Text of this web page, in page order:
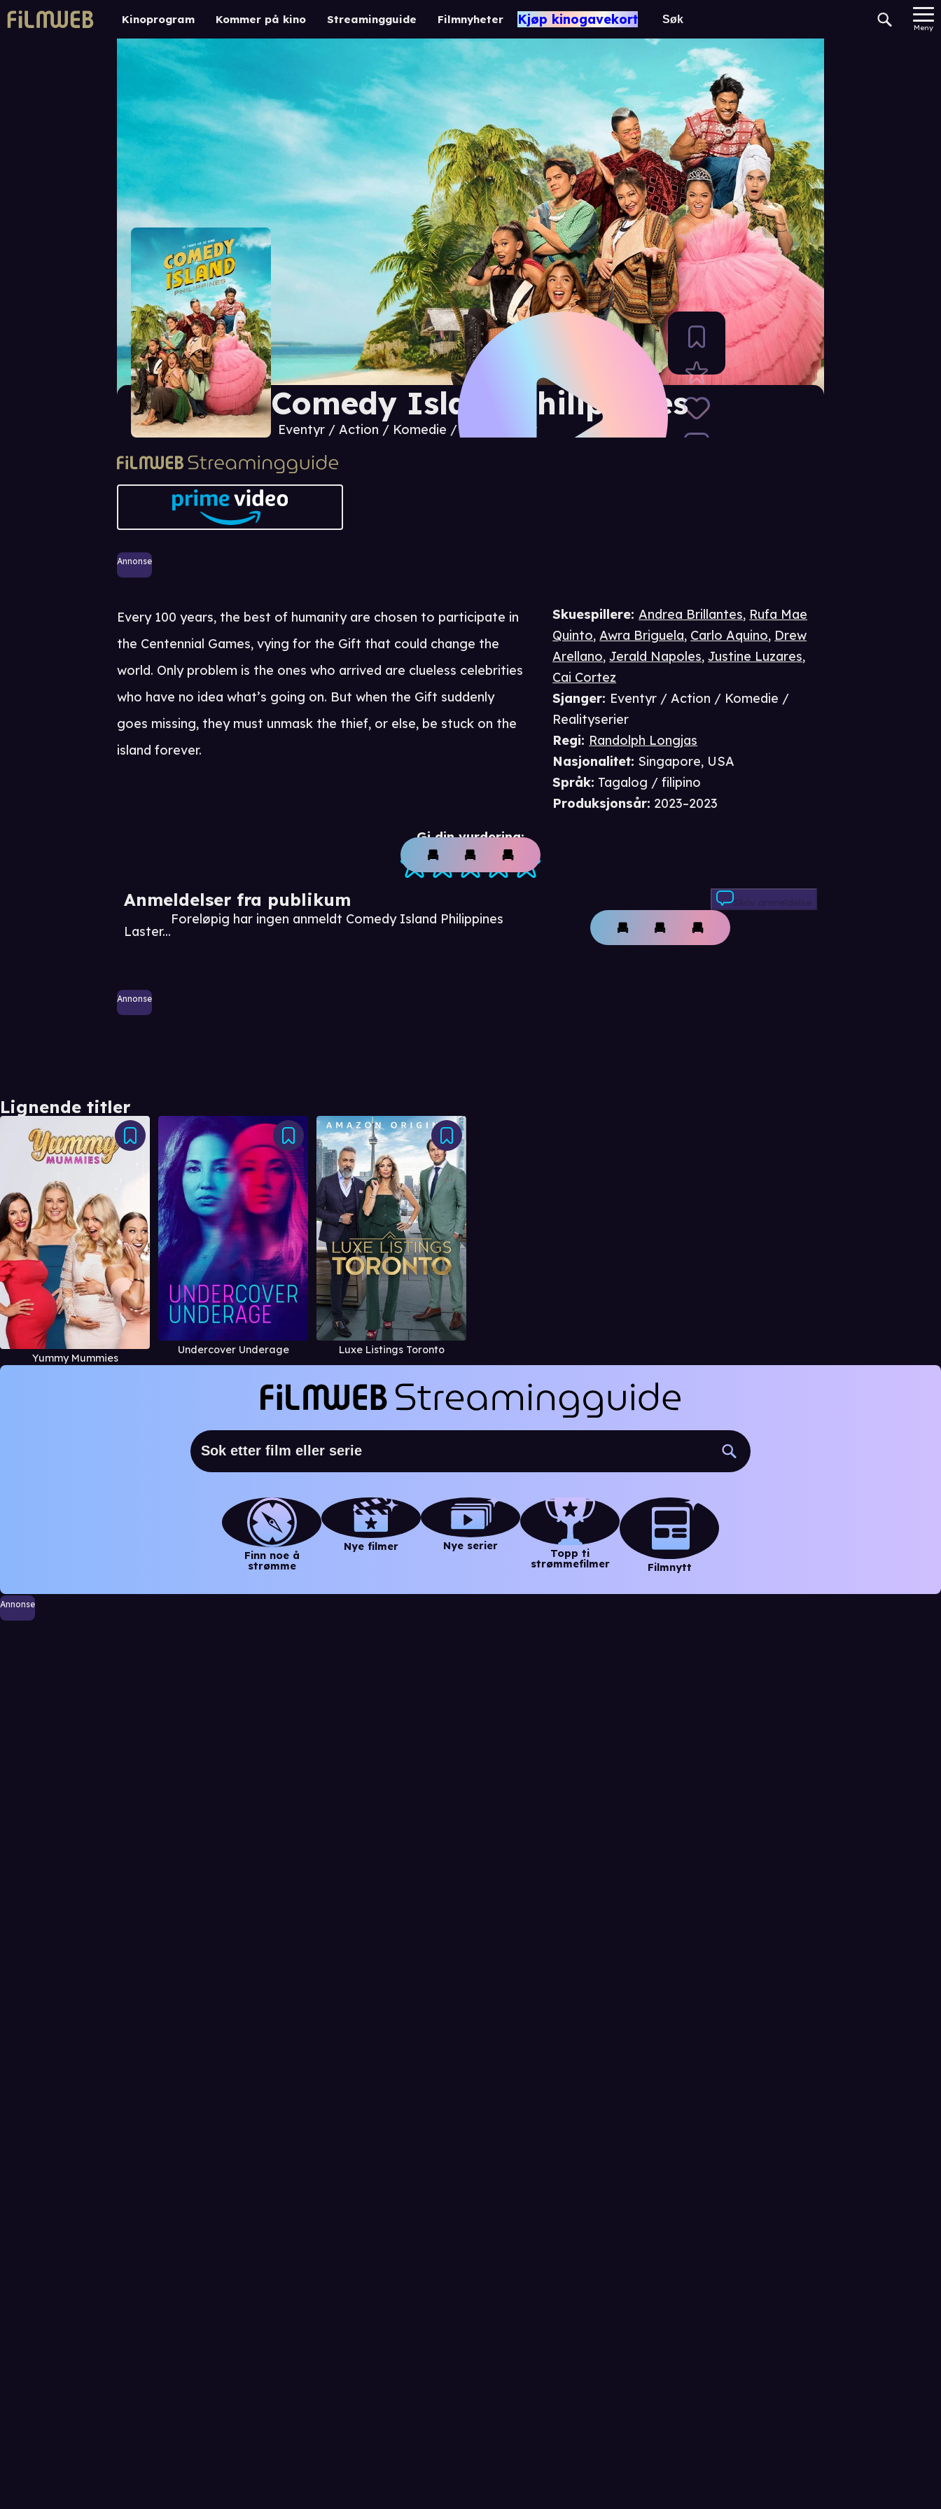
Kinoprogram Kommer på kino Streamingguide Filmnyheter Kjøp kinogavekort
Meny
Comedy Island Philippines
Eventyr / Action / Komedie / Realityserier
Annonse
Gi din vurdering:
Anmeldelser fra publikum
Laster...
Foreløpig har ingen anmeldt Comedy Island Philippines
Skriv anmeldelse
Annonse
Skuespillere:Andrea Brillantes, Rufa Mae
Quinto,Awra Briguela, Carlo Aquino, Drew
Arellano,Jerald Napoles,Justine Luzares,
Cai Cortez
Sjanger: Eventyr / Action / Komedie /
Realityserier
Regi: Randolph Longjas
Nasjonalitet: Singapore, USA
Språk: Tagalog / filipino
Produksjonsår: 2023–2023
Every 100 years, the best of humanity are chosen to participate in
the Centennial Games, vying for the Gift that could change the
world. Only problem is the ones who arrived are clueless celebrities
who have no idea what’s going on. But when the Gift suddenly
goes missing, they must unmask the thief, or else, be stuck on the
island forever.
Lignende titler
Yummy Mummies
Undercover Underage Luxe Listings Toronto
Finn noe å
strømme
Nye filmer Nye serier
Topp ti
strømmefilmer
Filmnytt
Annonse